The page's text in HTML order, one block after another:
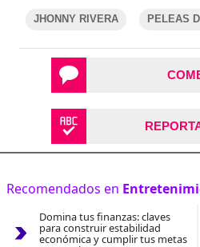
JHONNY RIVERA PELEAS
Recomendados en
Domina tus finanzas: claves
para construir estabilidad
económica y cumplir tus metas